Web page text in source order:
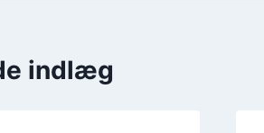
indlæg